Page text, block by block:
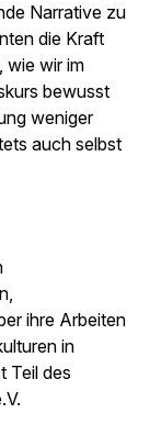
Narrative zu
die Kraft
wie wir im
bewusst
weniger
auch selbst
ihre Arbeiten
in
Teil des